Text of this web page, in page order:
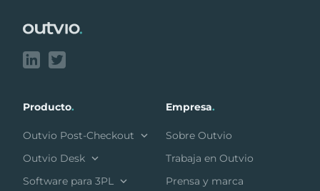
Producto.
Outvio Post-Checkout
Outvio Desk
Software para 3PL
Empresa.
Sobre Outvio
Trabaja en Outvio
Prensa y marca